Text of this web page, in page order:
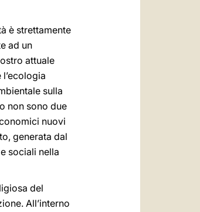
è strettamente
ad un
attuale
sulla
non sono due
nuovi
generata dal
sociali nella
del
All’interno